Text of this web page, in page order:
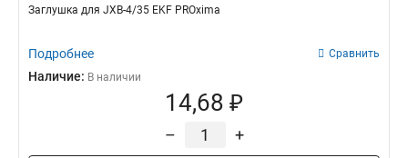
Заглушка для JXB-4/35 EKF PROxima
Подробнее Сравнить
Наличие: В наличии
14,68 ₽
– +